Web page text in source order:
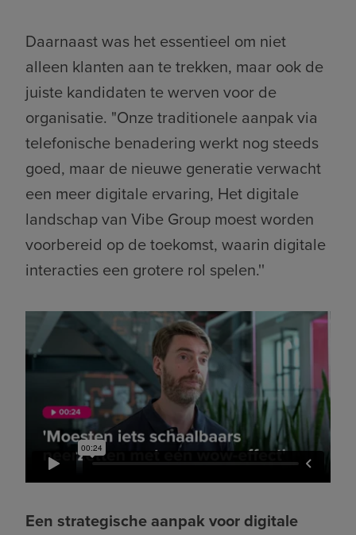
Daarnaast was het essentieel om niet
alleen klanten aan te trekken, maar ook de
juiste kandidaten te werven voor de
organisatie. "Onze traditionele aanpak via
telefonische benadering werkt nog steeds
goed, maar de nieuwe generatie verwacht
een meer digitale ervaring, Het digitale
landschap van Vibe Group moest worden
voorbereid op de toekomst, waarin digitale
interacties een grotere rol spelen.''
Een strategische aanpak voor digitale